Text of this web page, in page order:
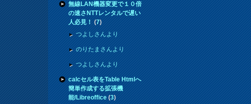
無線LAN機器変更で１０倍
の速さNTTレンタルで遅い
人必見！(7)
つよしさんより
のりたまさんより
つよしさんより
calcセル表をTable Htmlへ
簡単作成する拡張機
能/Libreoffice(3)